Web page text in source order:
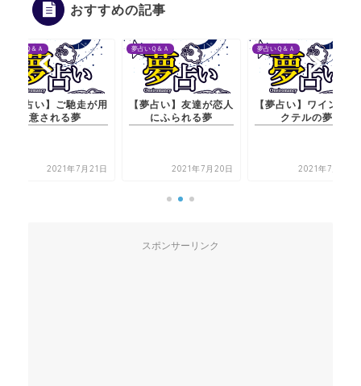
おすすめの記事
走が用
夢占いＱ＆Ａ
【夢占い】友達が恋人
にふられる夢
2021年7月20日
夢占いＱ＆Ａ
【夢占い】ワインやカ
クテルの夢
2021年7月21日
夢占いＱ＆Ａ
【夢占い
スポンサーリンク